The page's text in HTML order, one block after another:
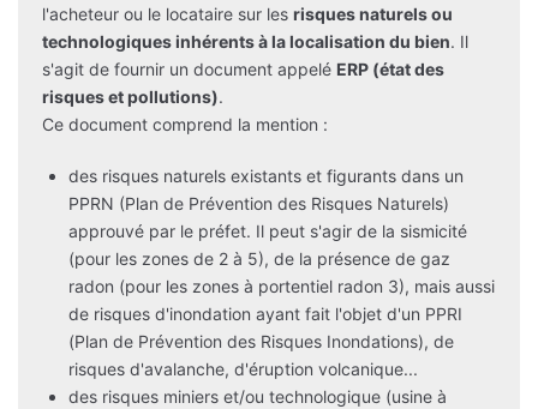
l'acheteur ou le locataire sur les risques naturels ou
technologiques inhérents à la localisation du bien. Il
s'agit de fournir un document appelé ERP (état des
risques et pollutions).
Ce document comprend la mention :
des risques naturels existants et figurants dans un
PPRN (Plan de Prévention des Risques Naturels)
approuvé par le préfet. Il peut s'agir de la sismicité
(pour les zones de 2 à 5), de la présence de gaz
radon (pour les zones à portentiel radon 3), mais aussi
de risques d'inondation ayant fait l'objet d'un PPRI
(Plan de Prévention des Risques Inondations), de
risques d'avalanche, d'éruption volcanique...
des risques miniers et/ou technologique (usine à